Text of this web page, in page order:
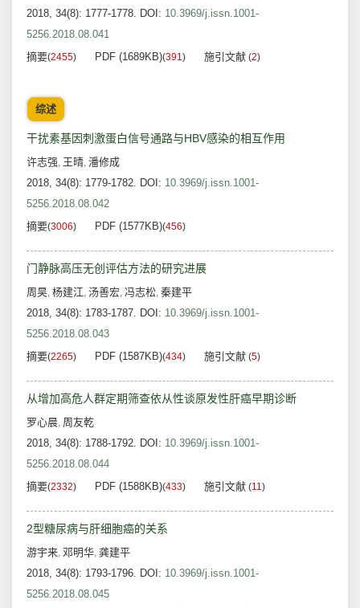
2018, 34(8): 1777-1778. DOI: 10.3969/j.issn.1001-
5256.2018.08.041
摘要(2455) PDF (1689KB)(391) 施引文献 (2)
综述
干扰素基因刺激蛋白信号通路与HBV感染的相互作用
许志强, 王晴, 潘修成
2018, 34(8): 1779-1782. DOI: 10.3969/j.issn.1001-
5256.2018.08.042
摘要(3006) PDF (1577KB)(456)
门静脉高压无创评估方法的研究进展
周昊, 杨建江, 汤善宏, 冯志松, 秦建平
2018, 34(8): 1783-1787. DOI: 10.3969/j.issn.1001-
5256.2018.08.043
摘要(2265) PDF (1587KB)(434) 施引文献 (5)
从增加高危人群定期筛查依从性谈原发性肝癌早期诊断
罗心晨, 周友乾
2018, 34(8): 1788-1792. DOI: 10.3969/j.issn.1001-
5256.2018.08.044
摘要(2332) PDF (1588KB)(433) 施引文献 (11)
2型糖尿病与肝细胞癌的关系
游宇来, 邓明华, 龚建平
2018, 34(8): 1793-1796. DOI: 10.3969/j.issn.1001-
5256.2018.08.045